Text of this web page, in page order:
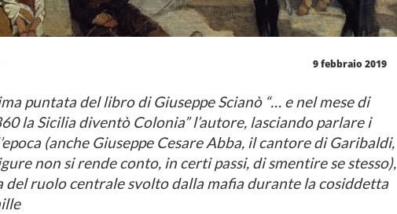
9 febbraio 2019
puntata del libro di Giuseppe Scianò “… e nel mese di
la Sicilia diventò Colonia” l’autore, lasciando parlare i
(anche Giuseppe Cesare Abba, il cantore di Garibaldi,
non si rende conto, in certi passi, di smentire se stesso),
del ruolo centrale svolto dalla mafia durante la cosiddetta